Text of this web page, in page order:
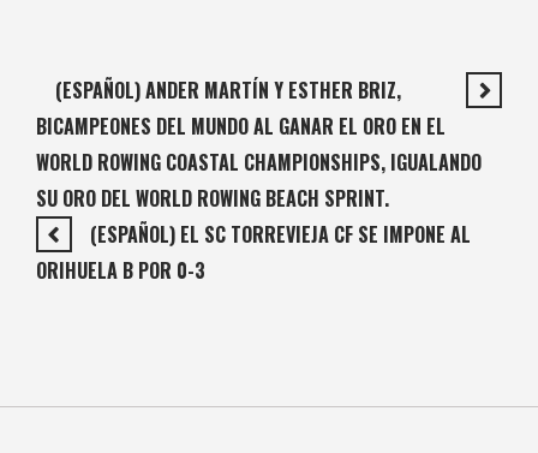
(ESPAÑOL) ANDER MARTÍN Y ESTHER BRIZ,
BICAMPEONES DEL MUNDO AL GANAR EL ORO EN EL
WORLD ROWING COASTAL CHAMPIONSHIPS, IGUALANDO
SU ORO DEL WORLD ROWING BEACH SPRINT.
(ESPAÑOL) EL SC TORREVIEJA CF SE IMPONE AL
ORIHUELA B POR 0-3